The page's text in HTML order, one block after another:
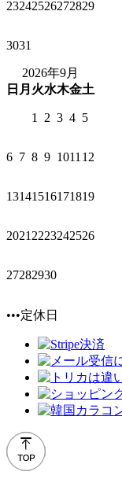
23242526272829
3031
2026年9月
日 月 火水木金土
1 2 3 4 5
6 7 8 9 1011 12
13141516171819
2021 2223242526
27282930
•••定休日